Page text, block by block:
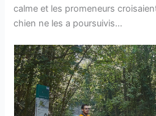
calme et les promeneurs
chien ne les a poursuivis…